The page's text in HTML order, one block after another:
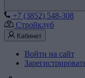
+7 (3852) 548-308
Стройклуб
Кабинет
Войти на сайт